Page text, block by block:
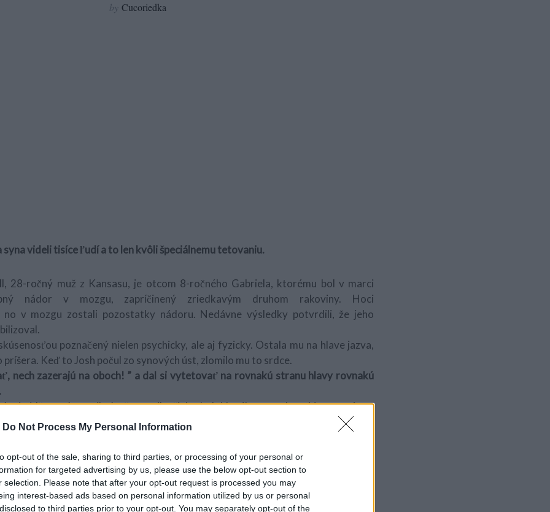
Do Not Process My Personal Information
opt-out of the sale, sharing to third parties, or processing of your personal or
for targeted advertising by us, please use the below opt-out section to
selection. Please note that after your opt-out request is processed you may
interest-based ads based on personal information utilized by us or personal
to third parties prior to your opt-out. You may separately opt-out of the
by Cucoriedka
syna videli tisíce ľudí a to len kvôli špeciálnemu tetovaniu.
28-ročný muž z Kansasu, je otcom 8-ročného Gabriela, ktorému bol v marci
nádor v mozgu, zapríčinený zriedkavým druhom rakoviny. Hoci
no v mozgu zostali pozostatky nádoru. Nedávne výsledky potvrdili, že jeho
poznačený nielen psychicky, ale aj fyzicky. Ostala mu na hlave jazva,
Keď to Josh počul zo synových úst, zlomilo mu to srdce.
nech zazerajú na oboch! ” a dal si vytetovať na rovnakú stranu hlavy rovnakú
imidžom zúčastnil súťaže o najlepšieho holohlavého otca, ktorá je určená pre
kvôli svojmu dieťaťu trpiacemu rakovinou. Nikto nebol prekvapený, keď
otcove tetovanie veľmi páči a cíti sa byť jeho dvojčaťom.